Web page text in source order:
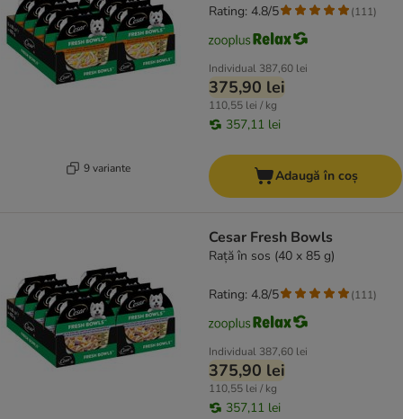
9 variante
Individual 387,60 lei
375,90 lei
110,55 lei / kg
357,11 lei
Rating: 4.8/5 (111)
Adaugă în coș
Cesar Fresh Bowls
Rață în sos (40 x 85 g)
Individual 387,60 lei
375,90 lei
110,55 lei / kg
357,11 lei
Rating: 4.8/5 (111)